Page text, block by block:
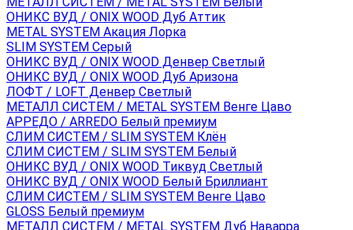
ОНИКС ВУД / ONIX WOOD Дуб Аттик
METAL SYSTEM Акация Лорка
SLIM SYSTEM Серый
ОНИКС ВУД / ONIX WOOD Денвер Светлый
ОНИКС ВУД / ONIX WOOD Дуб Аризона
ЛОФТ / LOFT Денвер Светлый
МЕТАЛЛ СИСТЕМ / METAL SYSTEM Венге Цаво
АРРЕДО / ARREDO Белый премиум
СЛИМ СИСТЕМ / SLIM SYSTEM Клён
СЛИМ СИСТЕМ / SLIM SYSTEM Белый
ОНИКС ВУД / ONIX WOOD Тиквуд Светлый
ОНИКС ВУД / ONIX WOOD Белый Бриллиант
СЛИМ СИСТЕМ / SLIM SYSTEM Венге Цаво
GLOSS Белый премиум
МЕТАЛЛ СИСТЕМ / METAL SYSTEM Дуб Наварра